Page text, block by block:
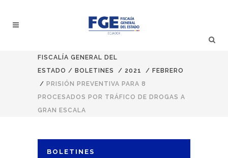
FISCALÍA GENERAL DEL
ESTADO / BOLETINES / 2021 / FEBRERO
/ PRISIÓN PREVENTIVA PARA 8
PROCESADOS POR TRÁFICO DE DROGAS A
GRAN ESCALA
BOLETINES